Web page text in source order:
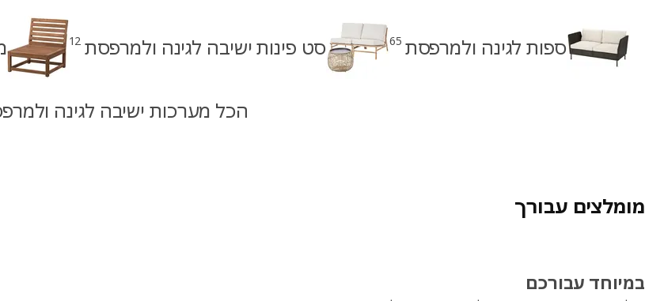
ספות לגינה ולמרפסת 65 סט פינות ישיבה לגינה ולמרפסת 12
הכל מערכות ישיבה לגינה
מומלצים עבורך
במיוחד עבורכם